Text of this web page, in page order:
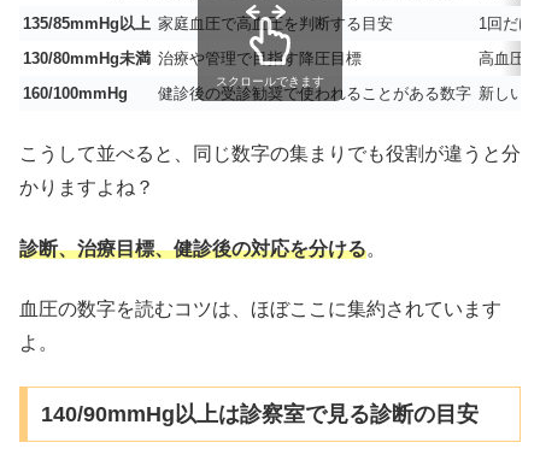
135/85mmHg以上 家庭血圧で高血圧を判断する目安
1回だけ
130/80mmHg未満 治療や管理で目指す降圧目標
高血圧
160/100mmHg
健診後の受診勧奨で使われることがある数字 新しい
スクロールできます
こうして並べると、同じ数字の集まりでも役割が違うと分
かりますよね？
診断、治療目標、健診後の対応を分ける。
血圧の数字を読むコツは、ほぼここに集約されています
よ。
140/90mmHg以上は診察室で見る診断の目安